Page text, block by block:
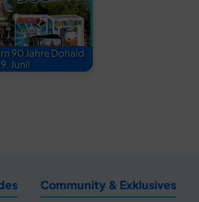
90 Jahre Donald
Juni!
Community & Exklusives